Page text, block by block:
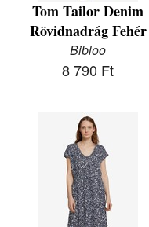
Tom Tailor Denim
Rövidnadrág Fehér
Bibloo
8 790 Ft